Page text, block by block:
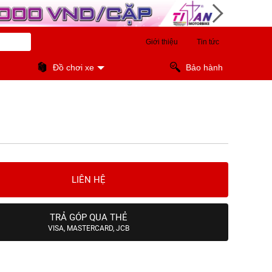
Giới thiệu Tin tức
Đồ chơi xe Bảo hành
LIÊN HỆ
TRẢ GÓP QUA THẺ
VISA, MASTERCARD, JCB